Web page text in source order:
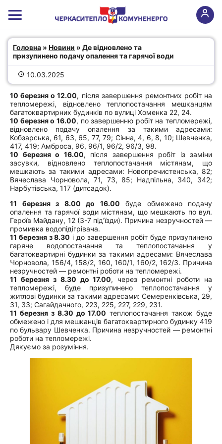
Де відновлено та призупинено
подачу опалення та гарячої води
Головна » Новини » Де відновлено та
призупинено подачу опалення та гарячої води
10.03.2025
10 березня о 12.00, після завершення ремонтних робіт на
тепломережі, відновлено теплопостачання мешканцям
багатоквартирних будинків по вулиці Хоменка 22, 24.
10 березня о 16.00, по завершенню робіт на тепломережі,
відновлено подачу опалення за такими адресами:
Кобзарська, 61, 63, 65, 77, 79; Сінна, 4, 6, 8, 10; Шевченка,
417, 419; Амброса, 96, 96/1, 96/2, 96/3, 98.
10 березня о 16.00, після завершення робіт із заміни
засувки, відновлено теплопостачання містянам, що
мешкають за такими адресами: Новопречистенська, 82;
Вячеслава Чорновола, 71, 73, 85; Надпільна, 340, 342;
Нарбутівська, 117 (дитсадок).
11 березня з 8.00 до 16.00 буде обмежено подачу
опалення та гарячої води містянам, що мешкають по вул.
Героїв Майдану, 12 (3-7 під’їзди). Причина незручностей —
промивка водопідігрівача.
11 березня з 8.30 і до завершення робіт буде призупинено
гаряче водопостачання та теплопостачання у
багатоквартирні будинки за такими адресами: Вячеслава
Чорновола, 156/4, 158/2, 160, 160/1, 160/2, 162/3. Причина
незручностей — ремонтні роботи на тепломережі.
11 березня з 8.30 до 17.00, через ремонтні роботи на
тепломережі, буде призупинено теплопостачання у
житлові будинки за такими адресами: Семеренківська, 29,
31, 33; Сагайдачного, 223, 225, 227, 229, 231.
11 березня з 8.30 до 17.00 теплопостачання також буде
обмежено і для мешканців багатоквартирного будинку 419
по бульвару Шевченка. Причина незручностей — ремонтні
роботи на тепломережі.
Дякуємо за розуміння.